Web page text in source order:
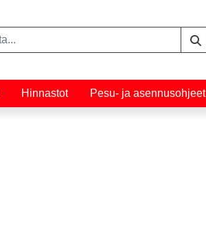
Hinnastot Pesu- ja asennusohjeet